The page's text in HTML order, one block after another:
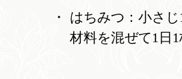
はちみつ：小さじ
材料を混ぜて1日